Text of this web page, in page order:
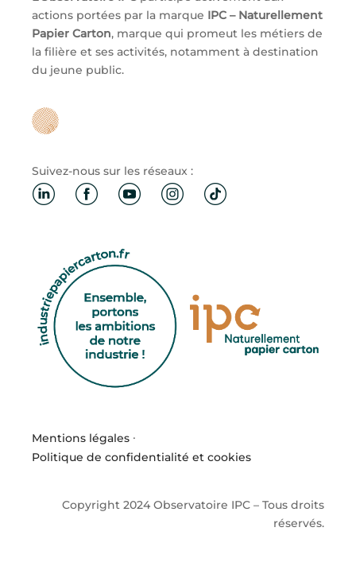
actions portées par la marque IPC – Naturellement
Papier Carton, marque qui promeut les métiers de
la filière et ses activités, notamment à destination
du jeune public.
Suivez-nous sur les réseaux :
Mentions légales ·
Politique de confidentialité et cookies
Copyright 2024 Observatoire IPC – Tous droits
réservés.